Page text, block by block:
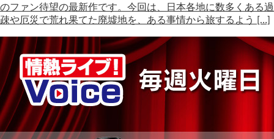
のファン待望の最新作です。今回は、日本各地に数多くある過
疎や厄災で荒れ果てた廃墟地を、ある事情から旅するよう […]